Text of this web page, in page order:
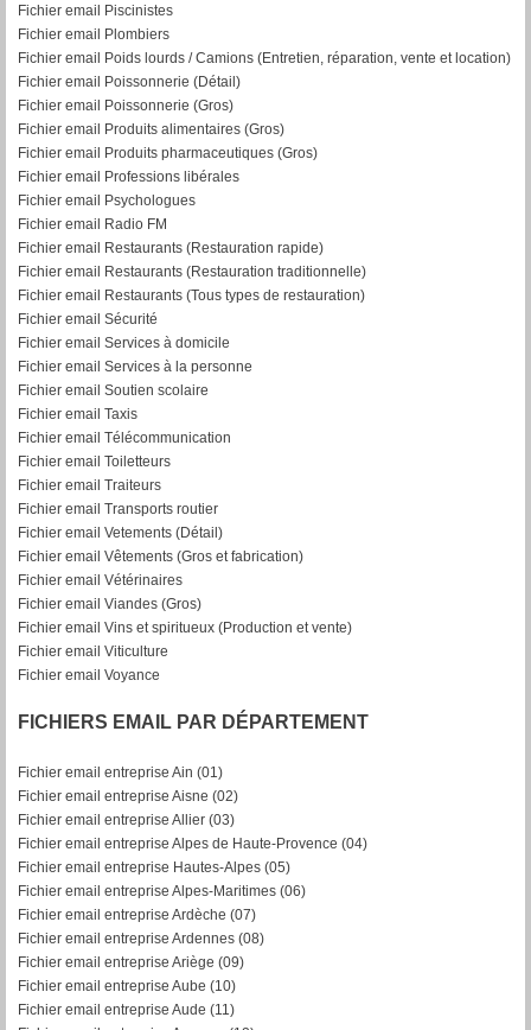
Fichier email Piscinistes
Fichier email Plombiers
Fichier email Poids lourds / Camions (Entretien, réparation, vente et location)
Fichier email Poissonnerie (Détail)
Fichier email Poissonnerie (Gros)
Fichier email Produits alimentaires (Gros)
Fichier email Produits pharmaceutiques (Gros)
Fichier email Professions libérales
Fichier email Psychologues
Fichier email Radio FM
Fichier email Restaurants (Restauration rapide)
Fichier email Restaurants (Restauration traditionnelle)
Fichier email Restaurants (Tous types de restauration)
Fichier email Sécurité
Fichier email Services à domicile
Fichier email Services à la personne
Fichier email Soutien scolaire
Fichier email Taxis
Fichier email Télécommunication
Fichier email Toiletteurs
Fichier email Traiteurs
Fichier email Transports routier
Fichier email Vetements (Détail)
Fichier email Vêtements (Gros et fabrication)
Fichier email Vétérinaires
Fichier email Viandes (Gros)
Fichier email Vins et spiritueux (Production et vente)
Fichier email Viticulture
Fichier email Voyance
FICHIERS EMAIL PAR DÉPARTEMENT
Fichier email entreprise Ain (01)
Fichier email entreprise Aisne (02)
Fichier email entreprise Allier (03)
Fichier email entreprise Alpes de Haute-Provence (04)
Fichier email entreprise Hautes-Alpes (05)
Fichier email entreprise Alpes-Maritimes (06)
Fichier email entreprise Ardèche (07)
Fichier email entreprise Ardennes (08)
Fichier email entreprise Ariège (09)
Fichier email entreprise Aube (10)
Fichier email entreprise Aude (11)